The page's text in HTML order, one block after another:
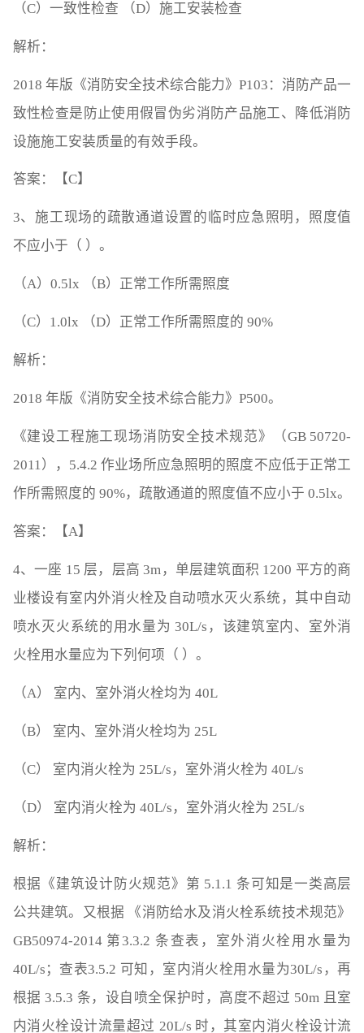
（C）一致性检查 （D）施工安装检查
解析：
2018 年版《消防安全技术综合能力》P103：消防产品一
致性检查是防止使用假冒伪劣消防产品施工、降低消防
设施施工安装质量的有效手段。
答案：【C】
3、施工现场的疏散通道设置的临时应急照明，照度值
不应小于（ ）。
（A）0.5lx （B）正常工作所需照度
（C）1.0lx （D）正常工作所需照度的 90%
解析：
2018 年版《消防安全技术综合能力》P500。
《建设工程施工现场消防安全技术规范》（GB 50720-
2011），5.4.2 作业场所应急照明的照度不应低于正常工
作所需照度的 90%，疏散通道的照度值不应小于 0.5lx。
答案：【A】
4、一座 15 层，层高 3m，单层建筑面积 1200 平方的商
业楼设有室内外消火栓及自动喷水灭火系统，其中自动
喷水灭火系统的用水量为 30L/s，该建筑室内、室外消
火栓用水量应为下列何项（ ）。
（A） 室内、室外消火栓均为 40L
（B） 室内、室外消火栓均为 25L
（C） 室内消火栓为 25L/s，室外消火栓为 40L/s
（D） 室内消火栓为 40L/s，室外消火栓为 25L/s
解析：
根据《建筑设计防火规范》第 5.1.1 条可知是一类高层
公共建筑。又根据 《消防给水及消火栓系统技术规范》
GB50974-2014 第3.3.2 条查表，室外消火栓用水量为
40L/s；查表3.5.2 可知，室内消火栓用水量为30L/s，再
根据 3.5.3 条，设自喷全保护时，高度不超过 50m 且室
内消火栓设计流量超过 20L/s 时，其室内消火栓设计流